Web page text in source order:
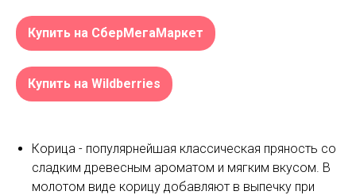
Купить на СберМегаМаркет
Купить на Wildberries
Корица - популярнейшая классическая пряность со
сладким древесным ароматом и мягким вкусом. В
молотом виде корицу добавляют в выпечку при